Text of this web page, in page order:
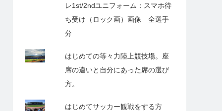
レ1st/2ndユニフォーム：スマホ待
ち受け（ロック画）画像 全選手
分
はじめての等々力陸上競技場。座
席の違いと自分にあった席の選び
方。
はじめてサッカー観戦をする方